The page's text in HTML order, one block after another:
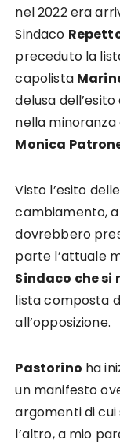
nel 2022 era
Sindaco
preceduto la
capolista
delusa
nella
Monica
Visto l’esito
cambiamento,
dovrebbero
parte l’attuale
Sindaco che si
lista composta
all’opposizione.
Pastorino ha
un manifesto
argomenti di
l’altro, a mio